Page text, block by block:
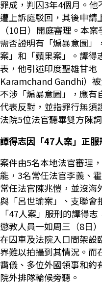
罪成，判囚3年4個月。他
遭上訴庭駁回，其後申請
（10日）開庭審理。本
需否證明有「煽暴意圖」
案」和「蘋果案」。譚得
表，他引述印度聖雄甘地
Karamchand Gandhi）
不涉「煽暴意圖」，應有
代表反對，並指罪行無須
法院5位法官聽畢雙方陳
譚得志因「47人案」正
案件由5名本地法官審理
能，3名常任法官李義、
常任法官陳兆愷，並沒海
與「呂世瑜案」、支聯會
「47人案」服刑的譚得
懲教人員一如周三（8日
在囚車及法院入口間架設
界難以拍攝到其情況。而
靄儀、多位外國領事和約
院外排隊輪候旁聽。